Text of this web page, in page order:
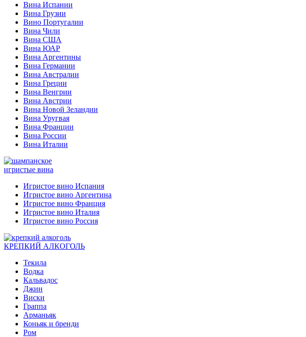
Вина Испании
Вина Грузии
Вино Португалии
Вина Чили
Вина США
Вина ЮАР
Вина Аргентины
Вина Германии
Вина Австралии
Вина Греции
Вина Венгрии
Вина Австрии
Вина Новой Зеландии
Вина Уругвая
Вина Франции
Вина России
Вина Италии
игристые вина
Игристое вино Испания
Игристое вино Аргентина
Игристое вино Франция
Игристое вино Италия
Игристое вино Россия
КРЕПКИЙ АЛКОГОЛЬ
Текила
Водка
Кальвадос
Джин
Виски
Граппа
Арманьяк
Коньяк и бренди
Ром